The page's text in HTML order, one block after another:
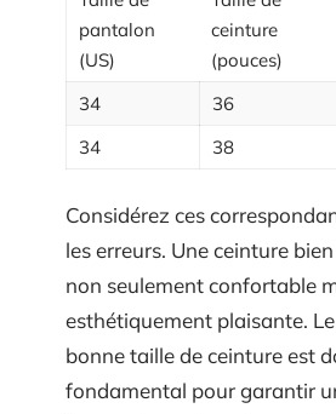
pantalon
(US)
ceinture
(pouces)
34
36
34
38
Considérez ces
les erreurs. Une ceinture
non seulement confortable
esthétiquement plaisante.
bonne taille de ceinture est
fondamental pour garantir